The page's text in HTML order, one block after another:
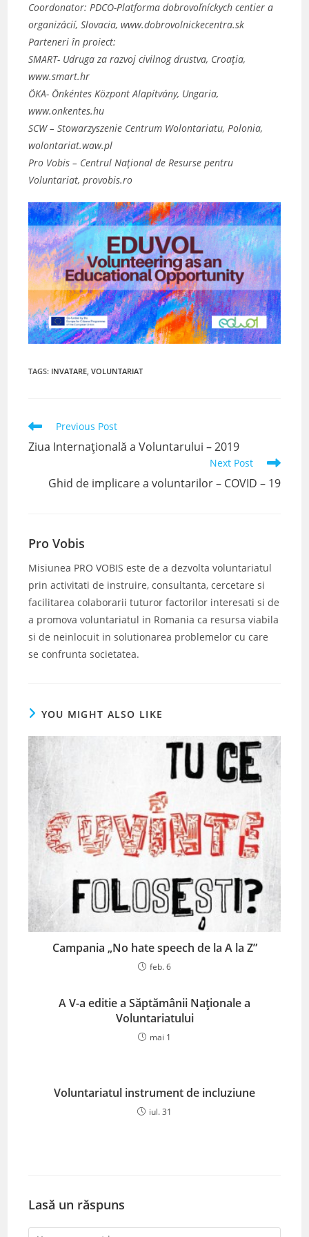
Coordonator: PDCO-Platforma dobrovoľníckych centier a
organizácií, Slovacia, www.dobrovolnickecentra.sk
Parteneri în proiect:
SMART- Udruga za razvoj civilnog drustva, Croația,
www.smart.hr
ÖKA- Önkéntes Központ Alapítvány, Ungaria,
www.onkentes.hu
SCW – Stowarzyszenie Centrum Wolontariatu, Polonia,
wolontariat.waw.pl
Pro Vobis – Centrul Național de Resurse pentru
Voluntariat, provobis.ro
TAGS: INVATARE, VOLUNTARIAT
Read
articles
Previous Post
Ziua Internațională a Voluntarului – 2019
Next Post
Ghid de implicare a voluntarilor – COVID – 19
Pro Vobis
Misiunea PRO VOBIS este de a dezvolta voluntariatul
prin activitati de instruire, consultanta, cercetare si
facilitarea colaborarii tuturor factorilor interesati si de
a promova voluntariatul in Romania ca resursa viabila
si de neinlocuit in solutionarea problemelor cu care
se confrunta societatea.
YOU MIGHT ALSO LIKE
Campania „No hate speech de la A la Z”
feb. 6
A V-a editie a Săptămânii Naționale a
Voluntariatului
mai 1
Voluntariatul instrument de incluziune
iul. 31
Lasă un răspuns